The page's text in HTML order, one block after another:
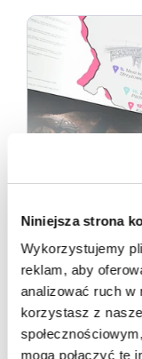
Niniejsza strona
Wykorzystujemy
reklam, aby
analizować ruch w
korzystasz z
mogą połączyć te